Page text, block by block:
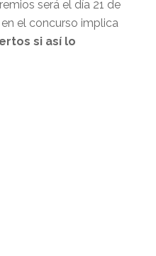
será el día 21 de
el concurso implica
si así lo